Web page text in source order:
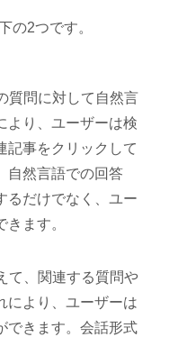
の2つです。
質問に対して自然言
より、ユーザーは検
記事をクリックして
自然言語での回答
るだけでなく、ユー
ます。
て、関連する質問や
により、ユーザーは
できます。会話形式